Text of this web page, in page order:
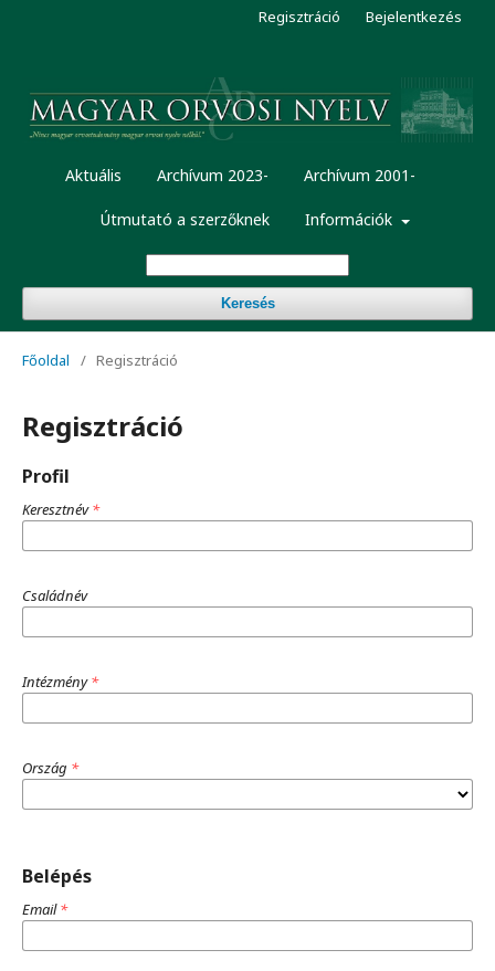
Aktuális Archívum 2023- Archívum 2001-
Útmutató a szerzőknek Információk
Keresés
Regisztráció Bejelentkezés
Főoldal / Regisztráció
Regisztráció
Profil
Keresztnév*
Családnév
Intézmény*
Ország *
Belépés
Email*